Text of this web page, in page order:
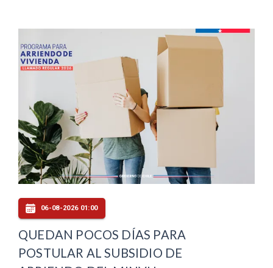
06-08-2026 01:00
QUEDAN POCOS DÍAS PARA
POSTULAR AL SUBSIDIO DE